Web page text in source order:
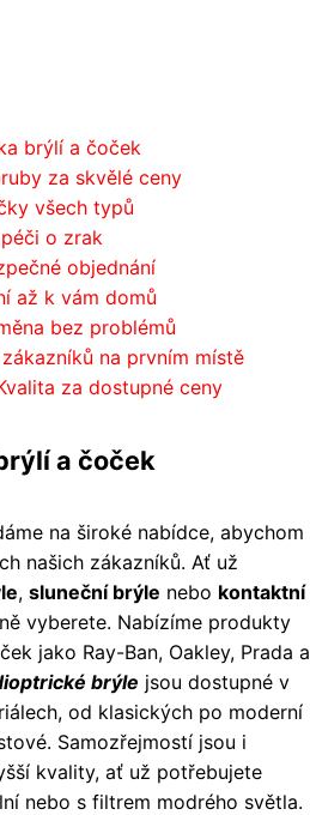
brýlí a čoček
za skvělé ceny
všech typů
o zrak
objednání
až k vám domů
bez problémů
na prvním místě
za dostupné ceny
a čoček
na široké nabídce, abychom
našich zákazníků. Ať už
, sluneční brýle nebo kontaktní
vyberete. Nabízíme produkty
jako Ray-Ban, Oakley, Prada a
brýle jsou dostupné v
od klasických po moderní
Samozřejmostí jsou i
kvality, ať už potřebujete
nebo s filtrem modrého světla.